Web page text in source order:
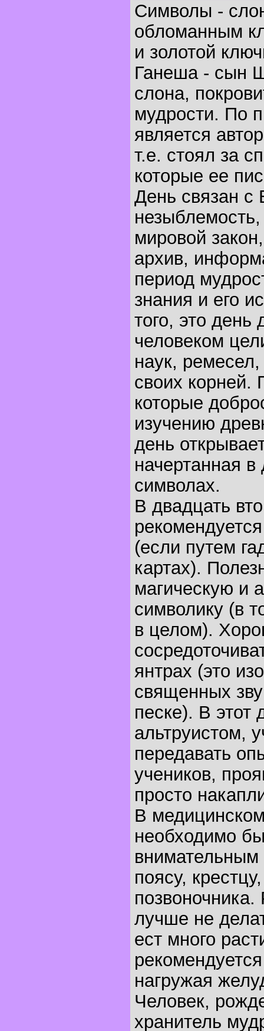
Символы -
обломанным
и золотой
Ганеша - сын
слона,
мудрости. По
является
т.е. стоял за
которые ее
День связан с
незыблемость,
мировой
архив,
период
знания и его
того, это день
человеком
наук,
своих
которые
изучению
день
начертанная
символах.
В двадцать
(если путем
картах).
магическую и
символику (в
в целом).
янтрах (это
священных
песке). В этот
альтруистом,
передавать
учеников,
просто
В
необходимо
внимательным
поясу,
лучше не
ест много
нагружая
Человек,
хранитель